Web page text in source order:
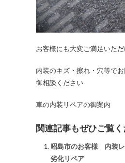
お客様にも大変ご満足いた
内装のキズ・擦れ・穴等で
御相談ください
車の内装リペアの御案内
関連記事もぜひご覧
昭島市のお客様 内装レ
劣化リペア